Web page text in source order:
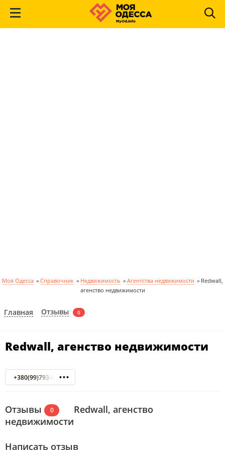
Моя Одесса » Справочник » Недвижимость » Агентства недвижимости » Redwall,
агенство недвижимости
Главная Отзывы 0
Redwall, агенство недвижимости
+380(99)793-62-67
Отзывы 0
Redwall, агенство
недвижимости
Написать отзыв